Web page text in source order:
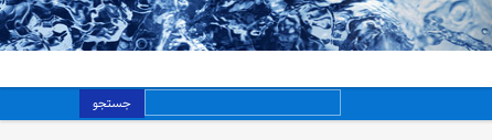
جستجو